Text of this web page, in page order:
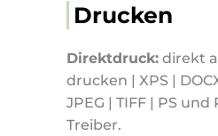
Drucken
Direktdruck: direkt
drucken | XPS |
JPEG | TIFF | PS und
Treiber.